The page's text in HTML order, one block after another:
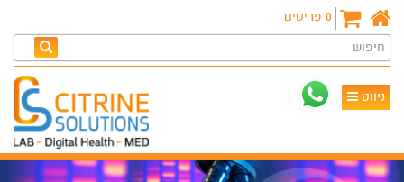
0 פריטים
חיפוש
ניווט